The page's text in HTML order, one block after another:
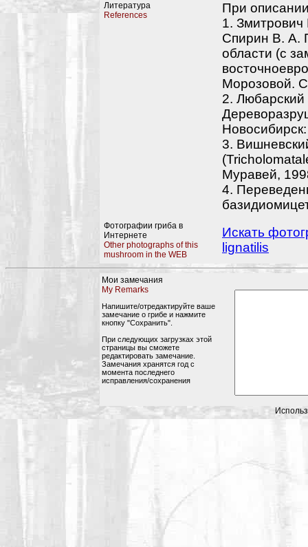
Литература
References
При
1.
Спирин В. А.
области (с
Морозовой.
2.
3.
Муравей,
4.
Фотографии гриба в
Интернете
Other photographs of this
mushroom in the WEB
Искать
lignatilis
Мои замечания
My Remarks
Напишите/отредактируйте ваше
замечание о грибе и нажмите
кнопку "Сохранить".
При следующих загрузках этой
страницы вы сможете
редактировать замечание.
Замечания хранятся год с
момента последнего
исправления/сохранения